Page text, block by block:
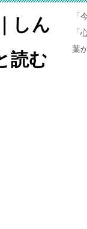
しん
読む
「
「
葉